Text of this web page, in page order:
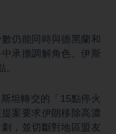
仍能同時與德黑蘭和
中承擔調解角色。伊斯
坦轉交的「15點停火
案要求伊朗移除高濃
，並切斷對地區盟友